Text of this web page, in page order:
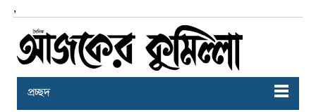
,
প্রচ্ছদ